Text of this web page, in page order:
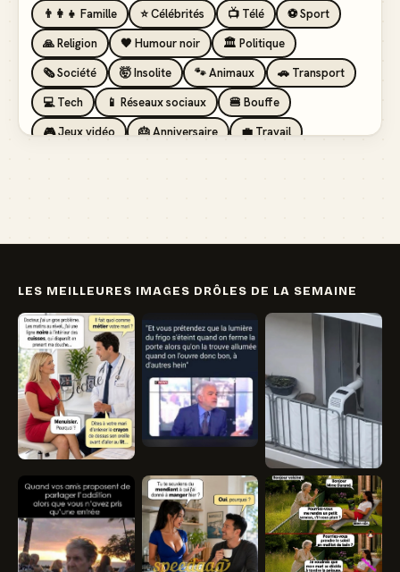
👨‍👩‍👧 Famille
⭐ Célébrités 📺 Télé
⚽ Sport
🙏 Religion
🖤 Humour noir
🏛️ Politique
🗞️ Société
🤯 Insolite 🐾 Animaux
🚗 Transport
💻 Tech
📱 Réseaux sociaux
🍔 Bouffe
🎮 Jeux vidéo
🎂 Anniversaire
💼 Travail
LES MEILLEURES IMAGES DRÔLES DE LA SEMAINE